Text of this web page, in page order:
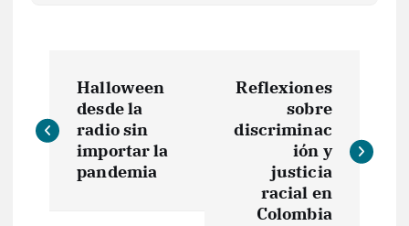
a
Halloween
desde la
radio sin
importar la
pandemia
Reflexiones
sobre
discriminac
ión y
justicia
racial en
Colombia